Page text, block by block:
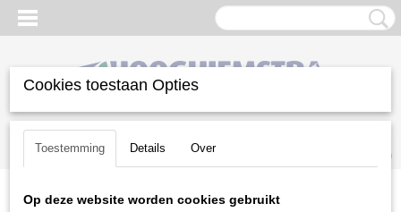
Inloggen Registreren
(0)
Home >Reiniging> Onkruidbestrijding >Nimos
Cookies toestaan Opties
Toestemming Details Over
Op deze website worden cookies gebruikt